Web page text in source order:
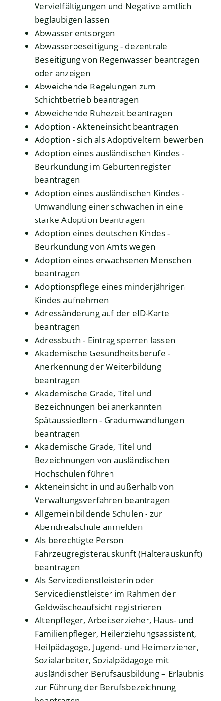
Vervielfältigungen und Negative amtlich
beglaubigen lassen
Abwasser entsorgen
Abwasserbeseitigung - dezentrale
Beseitigung von Regenwasser beantragen
oder anzeigen
Abweichende Regelungen zum
Schichtbetrieb beantragen
Abweichende Ruhezeit beantragen
Adoption - Akteneinsicht beantragen
Adoption - sich als Adoptiveltern bewerben
Adoption eines ausländischen Kindes -
Beurkundung im Geburtenregister
beantragen
Adoption eines ausländischen Kindes -
Umwandlung einer schwachen in eine
starke Adoption beantragen
Adoption eines deutschen Kindes -
Beurkundung von Amts wegen
Adoption eines erwachsenen Menschen
beantragen
Adoptionspflege eines minderjährigen
Kindes aufnehmen
Adressänderung auf der eID-Karte
beantragen
Adressbuch - Eintrag sperren lassen
Akademische Gesundheitsberufe -
Anerkennung der Weiterbildung
beantragen
Akademische Grade, Titel und
Bezeichnungen bei anerkannten
Spätaussiedlern - Gradumwandlungen
beantragen
Akademische Grade, Titel und
Bezeichnungen von ausländischen
Hochschulen führen
Akteneinsicht in und außerhalb von
Verwaltungsverfahren beantragen
Allgemein bildende Schulen - zur
Abendrealschule anmelden
Als berechtigte Person
Fahrzeugregisterauskunft (Halterauskunft)
beantragen
Als Servicedienstleisterin oder
Servicedienstleister im Rahmen der
Geldwäscheaufsicht registrieren
Altenpfleger, Arbeitserzieher, Haus- und
Familienpfleger, Heilerziehungsassistent,
Heilpädagoge, Jugend- und Heimerzieher,
Sozialarbeiter, Sozialpädagoge mit
ausländischer Berufsausbildung – Erlaubnis
zur Führung der Berufsbezeichnung